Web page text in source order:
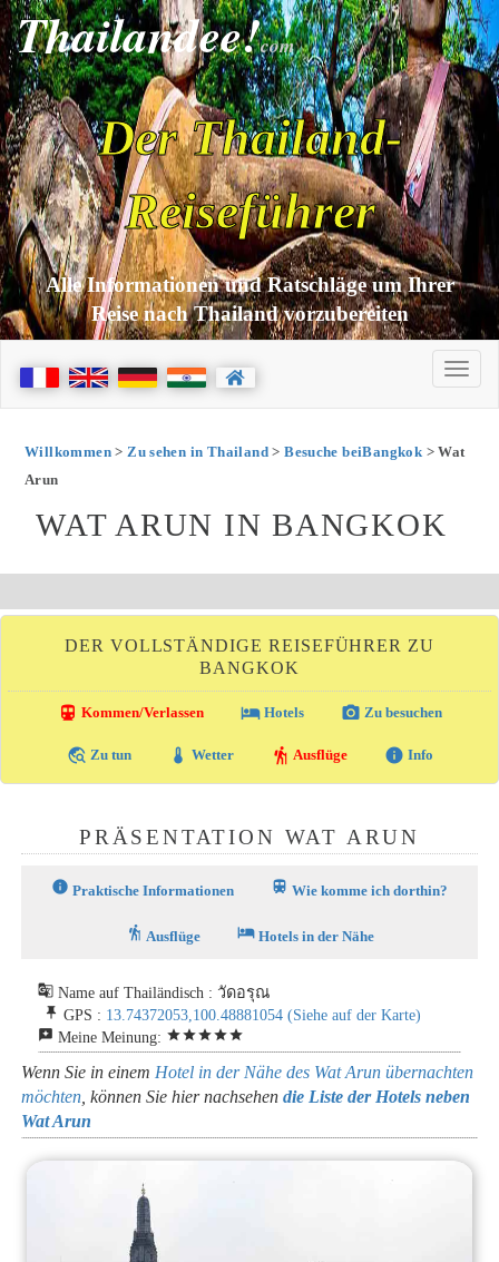
Thailandee!com
Der Thailand-
Reiseführer
Alle Informationen und Ratschläge um Ihrer
Reise nach Thailand vorzubereiten
Willkommen>Zu sehen in Thailand>Besuche beiBangkok > Wat
Arun
WAT ARUN IN BANGKOK
DER VOLLSTÄNDIGE REISEFÜHRER ZU
BANGKOK
directions_transit Kommen/Verlassen local_hotelHotels photo_camera Zu besuchen
travel_explore Zu tun thermostat Wetter hiking Ausflüge info Info
PRÄSENTATION WAT ARUN
info Praktische Informationen train Wie komme ich dorthin?
hiking Ausflüge hotelHotels in der Nähe
g_translate Name auf Thailändisch : วัดอรุณ
push_pin GPS : 13.74372053,100.48881054 (Siehe auf der Karte)
reviews Meine Meinung: starstarstarstarstar
Wenn Sie in einem Hotel in der Nähe des Wat Arun übernachten
möchten , können Sie hier nachsehendie Liste der Hotels neben
Wat Arun